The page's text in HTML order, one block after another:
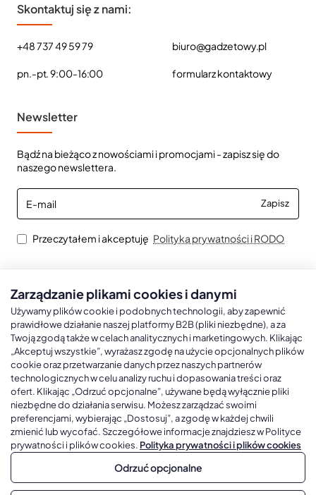
Skontaktuj się z nami:
+48 737 49 59 79
pn.-pt. 9:00-16:00
biuro@gadzetowy.pl
formularz kontaktowy
Newsletter
Bądź na bieżąco z nowościami i promocjami - zapisz się do
naszego newslettera.
E-
mail
Zapisz
Przeczytałem i akceptuję Polityka prywatności i RODO
Kalendarze książkowe A5
Kalendarze książkowe A4
Kalendarze książkowe B5
Kalendarze książkowe A6 i B6
Kalendarze książkowe z własną oprawą
Kalendarze Ścienne
Kalendarze trójdzielne
Kalendarze jednodzielne
Kalendarze czterodzielne
Kalendarze Wieloplanszowe
Kalendarze Wielopanszowe, Plakatowe
Zarządzanie plikami cookies i danymi
Używamy plików cookie i podobnych technologii, aby zapewnić
prawidłowe działanie naszej platformy B2B (pliki niezbędne), a za
Twoją zgodą także w celach analitycznych i marketingowych. Klikając
„Akceptuj wszystkie”, wyrażasz zgodę na użycie opcjonalnych plików
cookie oraz przetwarzanie danych przez naszych partnerów
technologicznych w celu analizy ruchu i dopasowania treści oraz
ofert. Klikając „Odrzuć opcjonalne”, używane będą wyłącznie pliki
niezbędne do działania serwisu. Możesz zarządzać swoimi
preferencjami, wybierając „Dostosuj”, a zgodę w każdej chwili
zmienić lub wycofać. Szczegółowe informacje znajdziesz w Polityce
prywatności i plików cookies. Polityka prywatności i plików cookies
Odrzuć opcjonalne